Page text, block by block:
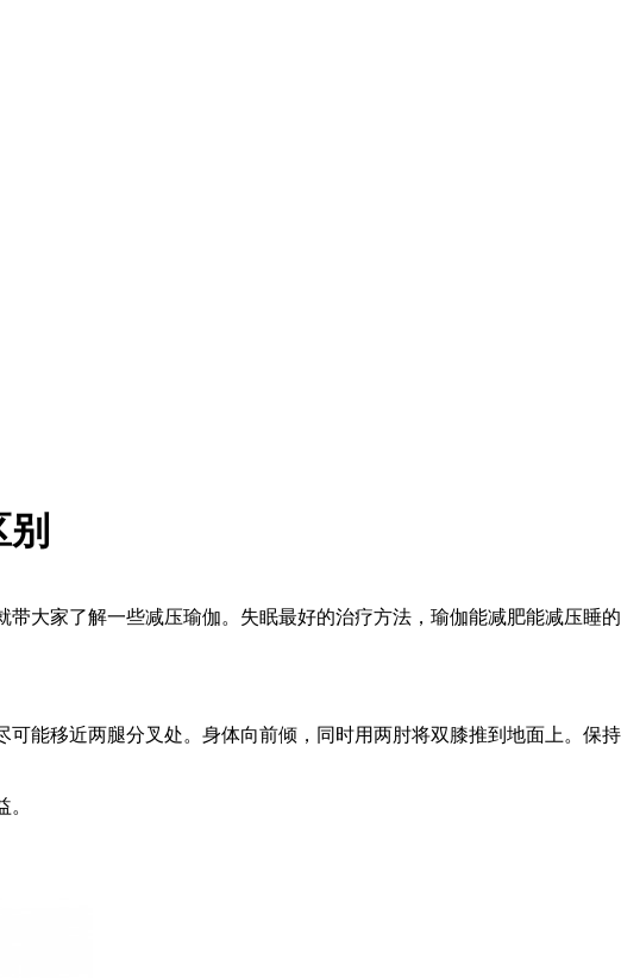
大家了解一些减压瑜伽。失眠最好的治疗方法，瑜伽能减肥能减压睡的
能移近两腿分叉处。身体向前倾，同时用两肘将双膝推到地面上。保持